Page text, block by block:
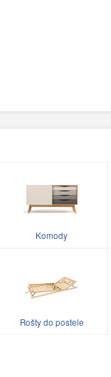
Komody
Rošty do postele